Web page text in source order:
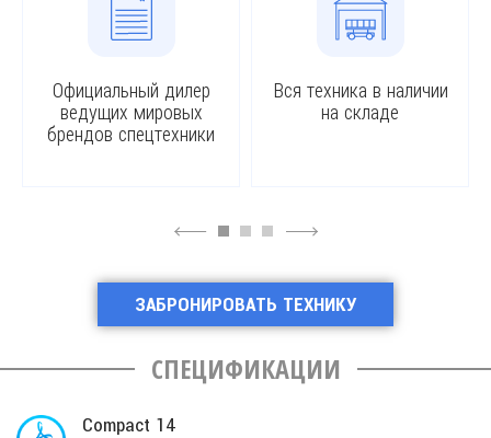
Официальный дилер
ведущих мировых
брендов спецтехники
Вся техника в наличии
на складе
4 6
ЗАБРОНИРОВАТЬ ТЕХНИКУ
CПЕЦИФИКАЦИИ
Compact 14